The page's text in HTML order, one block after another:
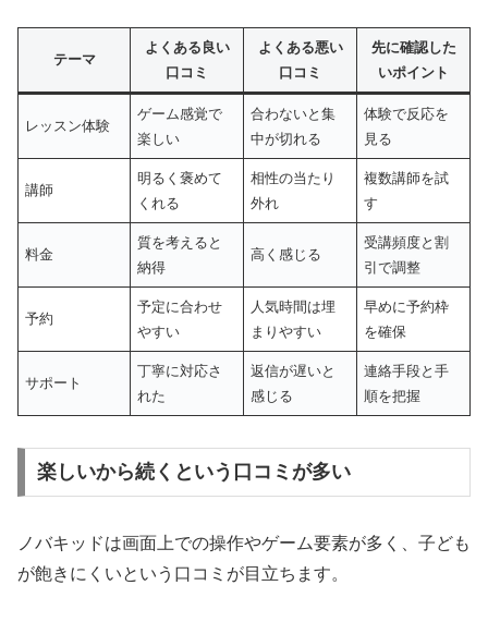
テーマ
よくある良い
口コミ
よくある悪い
口コミ
先に確認した
いポイント
レッスン体験
ゲーム感覚で
楽しい
合わないと集
中が切れる
体験で反応を
見る
講師
明るく褒めて
くれる
相性の当たり
外れ
複数講師を試
す
料金
質を考えると
納得
高く感じる
受講頻度と割
引で調整
予約
予定に合わせ
やすい
人気時間は埋
まりやすい
早めに予約枠
を確保
サポート
丁寧に対応さ
れた
返信が遅いと
感じる
連絡手段と手
順を把握
楽しいから続くという口コミが多い
ノバキッドは画面上での操作やゲーム要素が多く、子ども
が飽きにくいという口コミが目立ちます。